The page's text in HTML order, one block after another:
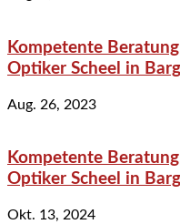
Kompetente
Optiker Scheel in
Aug. 26, 2023
Kompetente
Optiker Scheel in
Okt. 13, 2024